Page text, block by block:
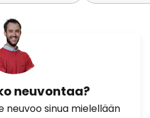
neuvontaa?
neuvoo sinua mielellään